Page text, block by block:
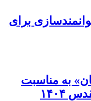
برای
به مناسبت